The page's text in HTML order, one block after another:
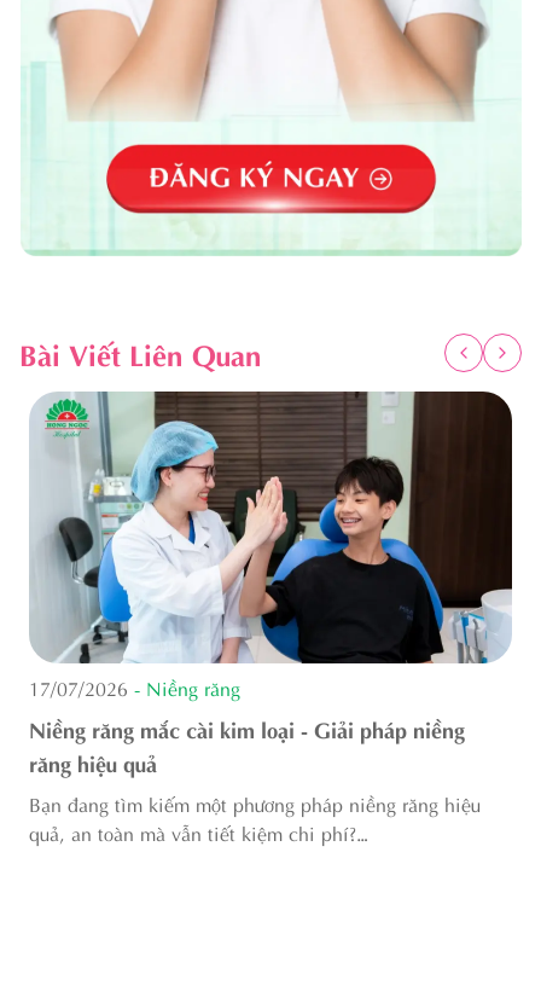
Bài Viết Liên Quan
17/07/2026 - Niềng răng
Niềng răng mắc cài kim loại - Giải pháp niềng
răng hiệu quả
Bạn đang tìm kiếm một phương pháp niềng răng hiệu
quả, an toàn mà vẫn tiết kiệm chi phí?